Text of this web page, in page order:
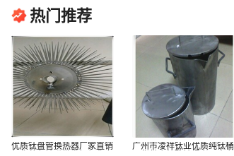
热门推荐
优质钛盘管换热器厂家直销
广州市凌祥钛业优质纯钛桶